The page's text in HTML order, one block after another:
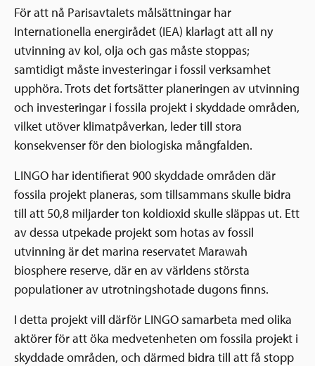
För att nå Parisavtalets målsättningar har
Internationella energirådet (IEA) klarlagt att all ny
utvinning av kol, olja och gas måste stoppas;
samtidigt måste investeringar i fossil verksamhet
upphöra. Trots det fortsätter planeringen av utvinning
och investeringar i fossila projekt i skyddade områden,
vilket utöver klimatpåverkan, leder till stora
konsekvenser för den biologiska mångfalden.
LINGO har identifierat 900 skyddade områden där
fossila projekt planeras, som tillsammans skulle bidra
till att 50,8 miljarder ton koldioxid skulle släppas ut. Ett
av dessa utpekade projekt som hotas av fossil
utvinning är det marina reservatet Marawah
biosphere reserve, där en av världens största
populationer av utrotningshotade dugons finns.
I detta projekt vill därför LINGO samarbeta med olika
aktörer för att öka medvetenheten om fossila projekt i
skyddade områden, och därmed bidra till att få stopp